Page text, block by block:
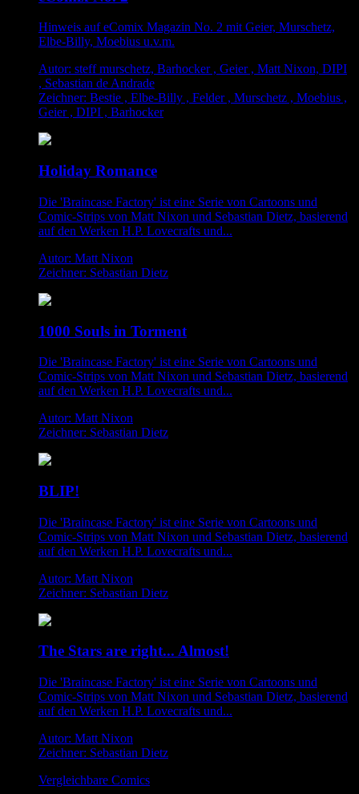
Hinweis auf eComix Magazin No. 2 mit Geier, Murschetz,
Elbe-Billy, Moebius u.v.m.
Autor: steff murschetz, Barhocker , Geier , Matt Nixon, DIPI
, Sebastian de Andrade
Zeichner: Bestie , Elbe-Billy , Felder , Murschetz , Moebius ,
Geier , DIPI , Barhocker
Holiday Romance
Die 'Braincase Factory' ist eine Serie von Cartoons und
Comic-Strips von Matt Nixon und Sebastian Dietz, basierend
auf den Werken H.P. Lovecrafts und...
Autor: Matt Nixon
Zeichner: Sebastian Dietz
1000 Souls in Torment
Die 'Braincase Factory' ist eine Serie von Cartoons und
Comic-Strips von Matt Nixon und Sebastian Dietz, basierend
auf den Werken H.P. Lovecrafts und...
Autor: Matt Nixon
Zeichner: Sebastian Dietz
BLIP!
Die 'Braincase Factory' ist eine Serie von Cartoons und
Comic-Strips von Matt Nixon und Sebastian Dietz, basierend
auf den Werken H.P. Lovecrafts und...
Autor: Matt Nixon
Zeichner: Sebastian Dietz
The Stars are right... Almost!
Die 'Braincase Factory' ist eine Serie von Cartoons und
Comic-Strips von Matt Nixon und Sebastian Dietz, basierend
auf den Werken H.P. Lovecrafts und...
Autor: Matt Nixon
Zeichner: Sebastian Dietz
Vergleichbare Comics